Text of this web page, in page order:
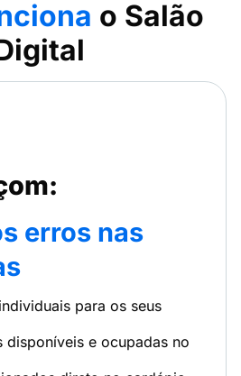
o Salão
erros nas
para os seus
disponíveis e ocupadas no